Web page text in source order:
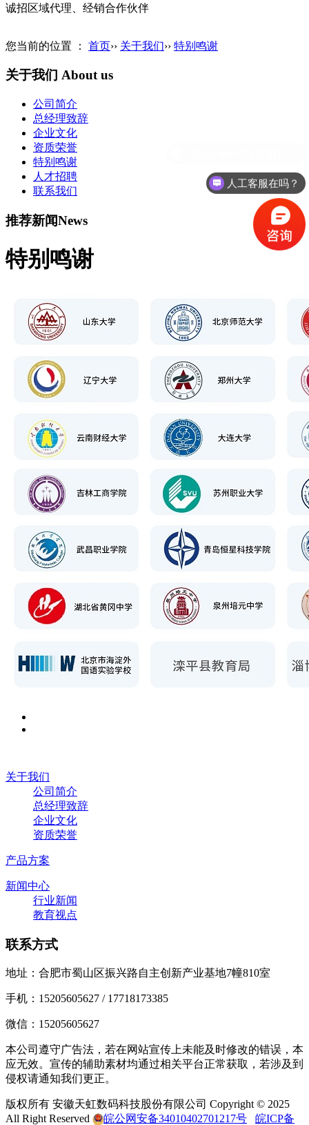
诚招区域代理、经销合作伙伴
您当前的位置 ： 首页›› 关于我们›› 特别鸣谢
关于我们 About us
公司简介
总经理致辞
企业文化
资质荣誉
特别鸣谢
人才招聘
联系我们
推荐新闻News
特别鸣谢
关于我们
公司简介
总经理致辞
企业文化
资质荣誉
产品方案
新闻中心
行业新闻
教育视点
联系方式
地址：合肥市蜀山区振兴路自主创新产业基地7幢810室
手机：15205605627 / 17718173385
微信：15205605627
本公司遵守广告法，若在网站宣传上未能及时修改的错误，本
应无效。宣传的辅助素材均通过相关平台正常获取，若涉及到
侵权请通知我们更正。
版权所有 安徽天虹数码科技股份有限公司 Copyright © 2025
All Right Reserved
皖公网安备34010402701217号 皖ICP备
人工客服在吗？